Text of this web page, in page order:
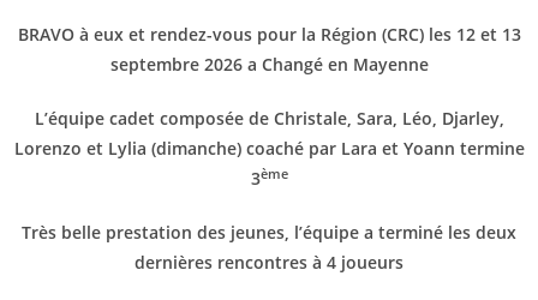
BRAVO à eux et rendez-vous pour la Région (CRC) les 12 et 13
septembre 2026 a Changé en Mayenne
L’équipe cadet composée de Christale, Sara, Léo, Djarley,
Lorenzo et Lylia (dimanche) coaché par Lara et Yoann termine
3ème
Très belle prestation des jeunes, l’équipe a terminé les deux
dernières rencontres à 4 joueurs